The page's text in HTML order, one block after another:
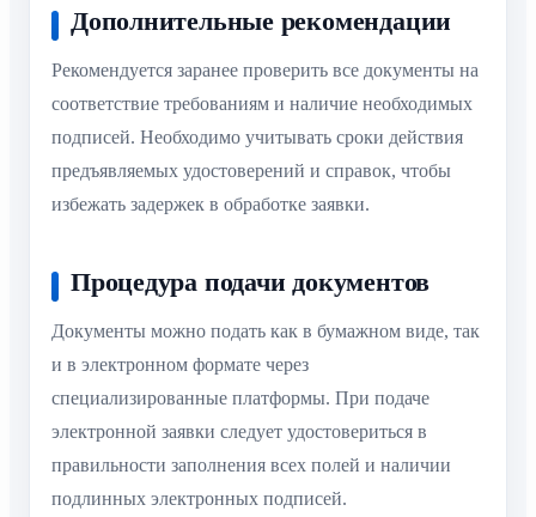
Дополнительные рекомендации
Рекомендуется заранее проверить все документы на
соответствие требованиям и наличие необходимых
подписей. Необходимо учитывать сроки действия
предъявляемых удостоверений и справок, чтобы
избежать задержек в обработке заявки.
Процедура подачи документов
Документы можно подать как в бумажном виде, так
и в электронном формате через
специализированные платформы. При подаче
электронной заявки следует удостовериться в
правильности заполнения всех полей и наличии
подлинных электронных подписей.